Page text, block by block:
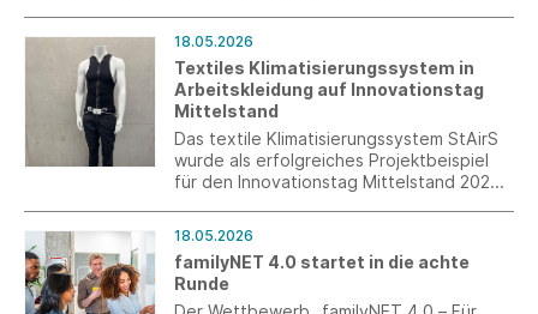
Gesucht werden Unternehmen,
Forschungsinstitute Professoren und
Studierende mit aktuellen
Herausforderungen aus
Produktentwicklung, Materialforschung,
Nachhaltigkeit, Digitalisierung oder
verwandten Bereichen.
18.05.2026
Textiles Klimatisierungssystem in
Arbeitskleidung auf Innovationstag
Mittelstand
Das textile Klimatisierungssystem StAirS
wurde als erfolgreiches Projektbeispiel
für den Innovationstag Mittelstand 2026
Hero präsentiert.
18.05.2026
familyNET 4.0 startet in die achte
Runde